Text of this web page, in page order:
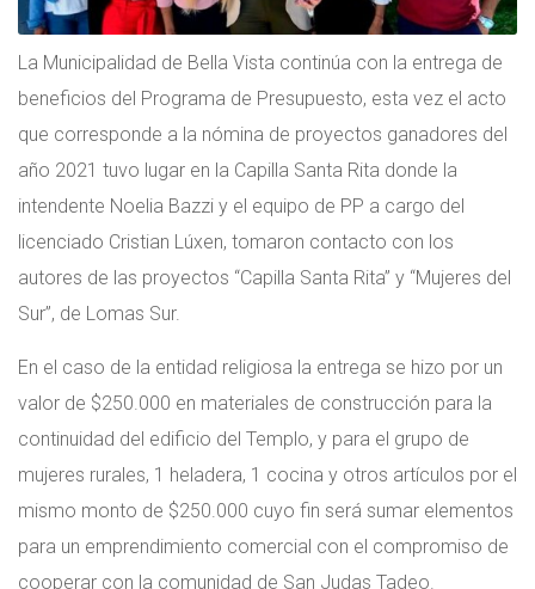
La Municipalidad de Bella Vista continúa con la entrega de
beneficios del Programa de Presupuesto, esta vez el acto
que corresponde a la nómina de proyectos ganadores del
año 2021 tuvo lugar en la Capilla Santa Rita donde la
intendente Noelia Bazzi y el equipo de PP a cargo del
licenciado Cristian Lúxen, tomaron contacto con los
autores de las proyectos “Capilla Santa Rita” y “Mujeres del
Sur”, de Lomas Sur.
En el caso de la entidad religiosa la entrega se hizo por un
valor de $250.000 en materiales de construcción para la
continuidad del edificio del Templo, y para el grupo de
mujeres rurales, 1 heladera, 1 cocina y otros artículos por el
mismo monto de $250.000 cuyo fin será sumar elementos
para un emprendimiento comercial con el compromiso de
cooperar con la comunidad de San Judas Tadeo.